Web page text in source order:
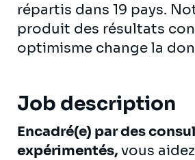
répartis dans 19 pays.
produit des résultats
optimisme change la
Job description
Encadré(e) par des
expérimentés, vous